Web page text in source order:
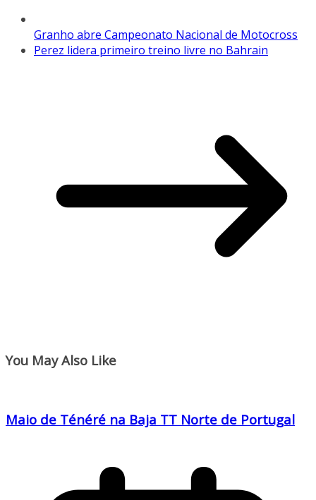
Granho abre Campeonato Nacional de Motocross
Perez lidera primeiro treino livre no Bahrain
You May Also Like
Maio de Ténéré na Baja TT Norte de Portugal